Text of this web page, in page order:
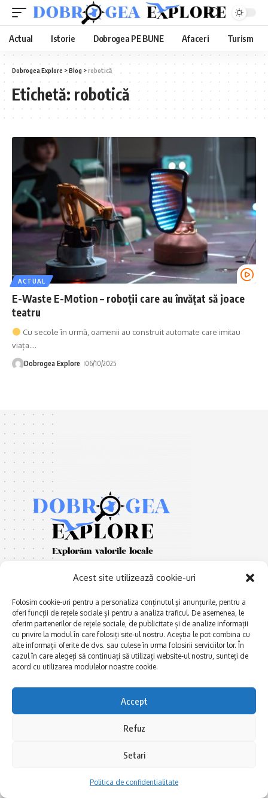
Acest site utilizează cookie-uri
Folosim cookie-uri pentru a personaliza conținutul și anunțurile, pentru a
oferi funcții de rețele sociale și pentru a analiza traficul. De asemenea, le
oferim partenerilor de rețele sociale, de publicitate și de analize informații
cu privire la modul în care folosiți site-ul nostru. Aceștia le pot combina cu
alte informații oferite de dvs. sau culese în urma folosirii serviciilor lor. În
cazul în care alegeți să continuați să utilizați website-ul nostru, sunteți de
acord cu utilizarea modulelor noastre cookie.
Accept
Refuz
Setari
Politica de confidentialitate
Actual Istorie Dobrogea PE BUNE Afaceri Turism
Dobrogea Explore >Blog >robotică
Etichetă: robotică
ACTUAL
E-Waste E-Motion – roboții care au învățat să joace
teatru
Cu secole în urmă, oamenii au construit automate care imitau
viața.…
Dobrogea Explore 06/10/2025
E xplorăm Dobrogea,
Explorăm valorile locale:
Deltă, Litoral, cele mai mari
biserici și mănăstiri, cele mai
FRUMOASE POVEȘTI.
Afaceri și meșteșuguri
Actualitate